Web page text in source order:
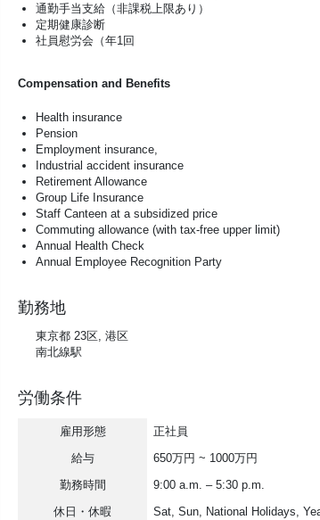
通勤手当支給（非課税上限あり）
定期健康診断
社員慰労会（年1回
Compensation and Benefits
Health insurance
Pension
Employment insurance,
Industrial accident insurance
Retirement Allowance
Group Life Insurance
Staff Canteen at a subsidized price
Commuting allowance (with tax-free upper limit)
Annual Health Check
Annual Employee Recognition Party
勤務地
東京都 23区, 港区
南北線駅
労働条件
雇用形態
正社員
給与
650万円 ~ 1000万円
勤務時間
9:00 a.m. – 5:30 p.m.
休日・休暇
Sat, Sun, National Holidays,